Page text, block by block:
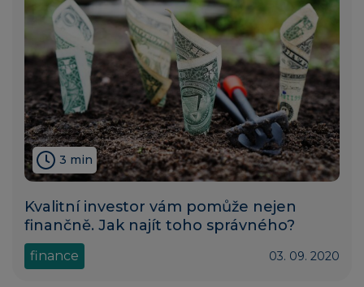
3 min
Kvalitní investor vám pomůže nejen
finančně. Jak najít toho správného?
finance 03. 09. 2020